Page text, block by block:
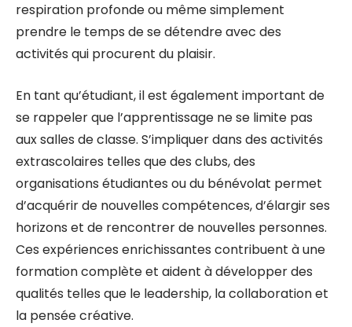
respiration profonde ou même simplement
prendre le temps de se détendre avec des
activités qui procurent du plaisir.
En tant qu’étudiant, il est également important de
se rappeler que l’apprentissage ne se limite pas
aux salles de classe. S’impliquer dans des activités
extrascolaires telles que des clubs, des
organisations étudiantes ou du bénévolat permet
d’acquérir de nouvelles compétences, d’élargir ses
horizons et de rencontrer de nouvelles personnes.
Ces expériences enrichissantes contribuent à une
formation complète et aident à développer des
qualités telles que le leadership, la collaboration et
la pensée créative.